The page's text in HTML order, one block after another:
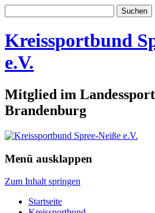
nach:
Kreissportbund
e.V.
Mitglied im
Brandenburg
Menü ausklappen
Zum Inhalt springen
Startseite